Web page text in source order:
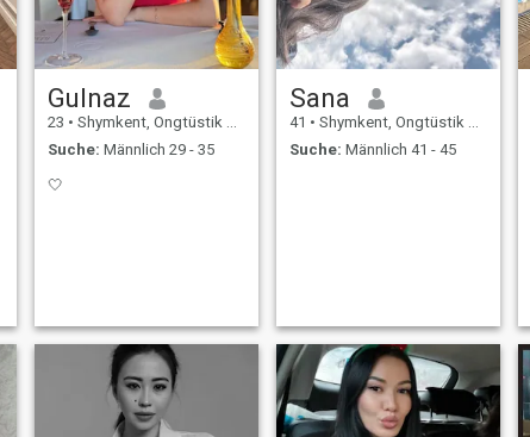
Gulnaz
23 • Shymkent, Ongtüstik Qazaqstan, Kasachstan
Suche: Männlich 29 - 35
🤍
Sana
41 • Shymkent, Ongtüstik Qazaqstan, Kasachstan
Suche: Männlich 41 - 45